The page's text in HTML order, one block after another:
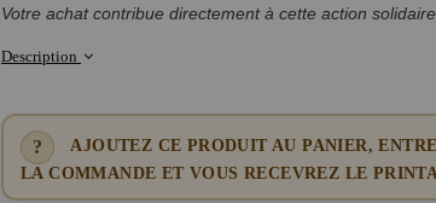
Votre achat contribue directement à cette action
Description
AJOUTEZ CE PRODUIT AU PANIER,
LA COMMANDE ET VOUS RECEVREZ LE